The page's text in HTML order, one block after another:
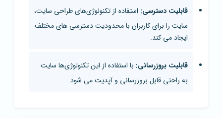
قابلیت دسترسی: استفاده از تکنولوژی‌های طراحی سایت،
سایت را برای کاربران با محدودیت دسترسی های مختلف
ایجاد می کند.
قابلیت بروزرسانی: با استفاده از این تکنولوژی‌ها سایت
به راحتی قابل بروزرسانی و آپدیت می شود.